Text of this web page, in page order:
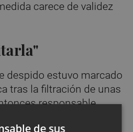
carece de validez
despido estuvo marcado
tras la filtración de unas
responsable
Activa y portavoz
de sus